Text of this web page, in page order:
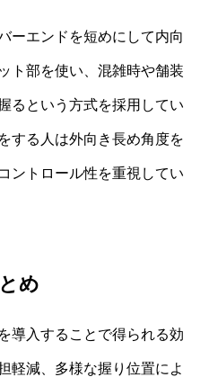
ーエンドを短めにして内向
ト部を使い、混雑時や舗装
るという方式を採用してい
する人は外向き長め角度を
ントロール性を重視してい
め
導入することで得られる効
軽減、多様な握り位置によ